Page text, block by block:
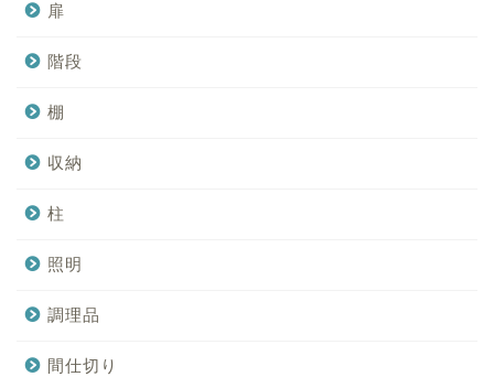
扉
階段
棚
収納
柱
照明
調理品
間仕切り